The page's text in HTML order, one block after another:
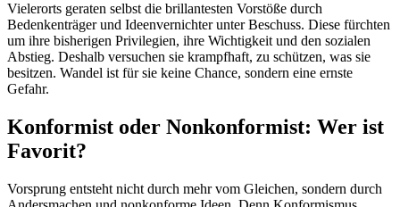
Vielerorts geraten selbst die brillantesten Vorstöße durch
Bedenkenträger und Ideenvernichter unter Beschuss. Diese fürchten
um ihre bisherigen Privilegien, ihre Wichtigkeit und den sozialen
Abstieg. Deshalb versuchen sie krampfhaft, zu schützen, was sie
besitzen. Wandel ist für sie keine Chance, sondern eine ernste
Gefahr.
Konformist oder Nonkonformist: Wer ist
Favorit?
Vorsprung entsteht nicht durch mehr vom Gleichen, sondern durch